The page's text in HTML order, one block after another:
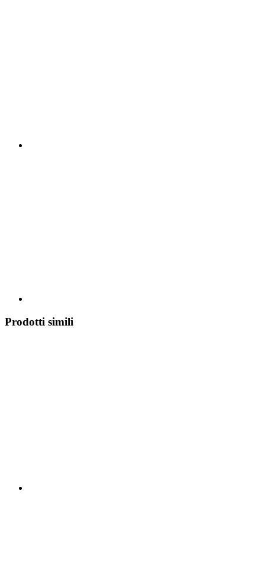
Prodotti simili